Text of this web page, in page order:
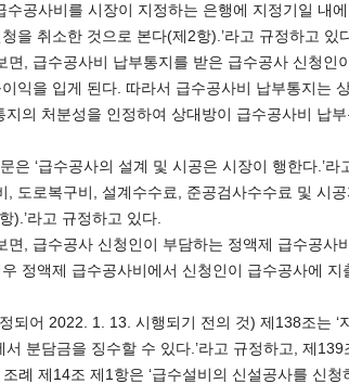
공사비를 시장이 지정하는 은행에 지정기일 내
을 취소한 것으로 본다(제2항).’라고 규정하고 있
, 급수공사비 납부통지를 받은 급수공사 신청
익을 입게 된다. 따라서 급수공사비 납부통지는
의 처분성을 인정하여 상대방이 급수공사비 납
‘급수공사의 설계 및 시공은 시장이 행한다.’
도로복구비, 설계수수료, 준공검사수수료 및 시
).’라고 규정하고 있다.
, 급수공사 신청인이 부담하는 정액제 급수공
정액제 급수공사비에서 신청인이 급수공사에
어 2022. 1. 13. 시행되기 전의 것) 제138조는
분담금을 징수할 수 있다.’라고 규정하고, 제
례 제14조 제1항은 ‘급수설비의 신설공사를 신